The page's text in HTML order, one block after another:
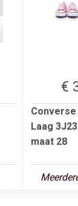
€
Laag
maat 28